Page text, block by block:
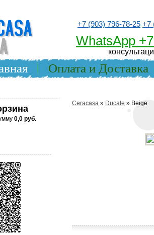
+7 (903) 796-78-25 +7
WhatsApp
Оплата и Доставка
0,0 руб.
Ceracasa » Ducale » Beige